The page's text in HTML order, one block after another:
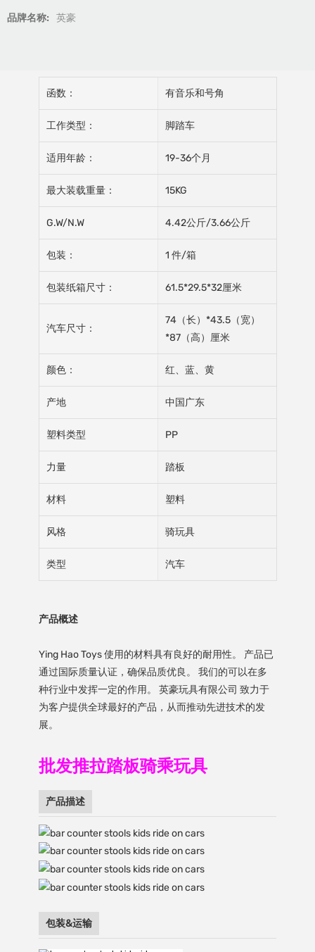
品牌名称: 英豪
函数： 有音乐和号角
工作类型： 脚踏车
适用年龄： 19-36个月
最大装载重量： 15KG
G.W/N.W 4.42公斤/3.66公斤
包装： 1 件/箱
包装纸箱尺寸： 61.5*29.5*32厘米
汽车尺寸：
74（长）*43.5（宽）
*87（高）厘米
颜色： 红、蓝、黄
产地 中国广东
塑料类型 PP
力量 踏板
材料 塑料
风格 骑玩具
类型 汽车
产品概述
Ying Hao Toys 使用的材料具有良好的耐用性。 产品已
通过国际质量认证，确保品质优良。 我们的可以在多
种行业中发挥一定的作用。 英豪玩具有限公司 致力于
为客户提供全球最好的产品，从而推动先进技术的发
展。
批发推拉踏板骑乘玩具
产品描述
包装&运输